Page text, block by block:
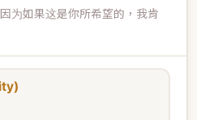
为如果这是你所希望的，我肯